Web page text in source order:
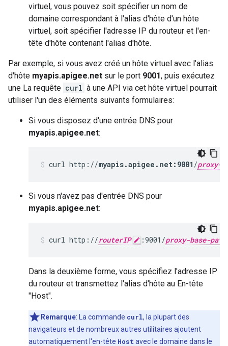
virtuel, vous pouvez soit spécifier un nom de
domaine correspondant à l'alias d'hôte d'un hôte
virtuel, soit spécifier l'adresse IP du routeur et l'en-
tête d'hôte contenant l'alias d'hôte.
Par exemple, si vous avez créé un hôte virtuel avec l'alias
d'hôte myapis.apigee.net sur le port 9001, puis exécutez
une La requête curl à une API via cet hôte virtuel pourrait
utiliser l'un des éléments suivants formulaires:
Si vous disposez d'une entrée DNS pour
myapis.apigee.net:
curl http://myapis.apigee.net:9001 /proxy-
Si vous n'avez pas d'entrée DNS pour
myapis.apigee.net:
curl http://routerIP :9001/proxy-base-path
Dans la deuxième forme, vous spécifiez l'adresse IP
du routeur et transmettez l'alias d'hôte au En-tête
"Host".
Remarque: La commande curl, la plupart des
navigateurs et de nombreux autres utilitaires ajoutent
automatiquement l'en-tête Host avec le domaine dans le